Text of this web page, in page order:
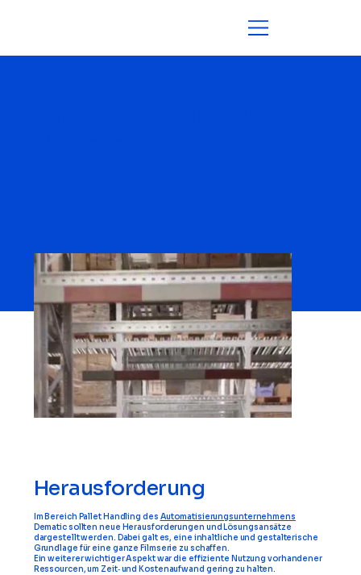
Herausforderung
Im Bereich Pallet Handling des Automatisierungsunternehmens
Dematic sollten neue Herausforderungen und Lösungsansätze
dargestellt werden. Dabei galt es, eine inhaltliche und gestalterische
Grundlage für eine ganze Filmserie zu schaffen.
Ein weiterer wichtiger Aspekt war die effiziente Nutzung vorhandener
Ressourcen, um Zeit‑ und Kostenaufwand gering zu halten.